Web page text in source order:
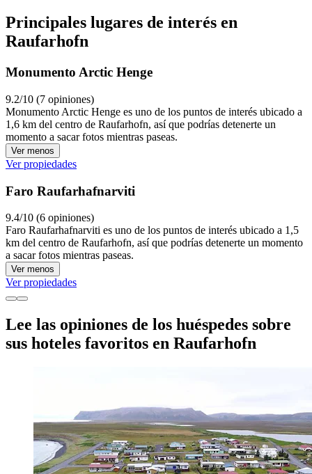
Principales lugares de interés en
Raufarhofn
Monumento Arctic Henge
9.2/10 (7 opiniones)
Monumento Arctic Henge es uno de los puntos de interés ubicado a
1,6 km del centro de Raufarhofn, así que podrías detenerte un
momento a sacar fotos mientras paseas.
Ver menos
Ver propiedades
Faro Raufarhafnarviti
9.4/10 (6 opiniones)
Faro Raufarhafnarviti es uno de los puntos de interés ubicado a 1,5
km del centro de Raufarhofn, así que podrías detenerte un momento
a sacar fotos mientras paseas.
Ver menos
Ver propiedades
Lee las opiniones de los huéspedes sobre
sus hoteles favoritos en Raufarhofn